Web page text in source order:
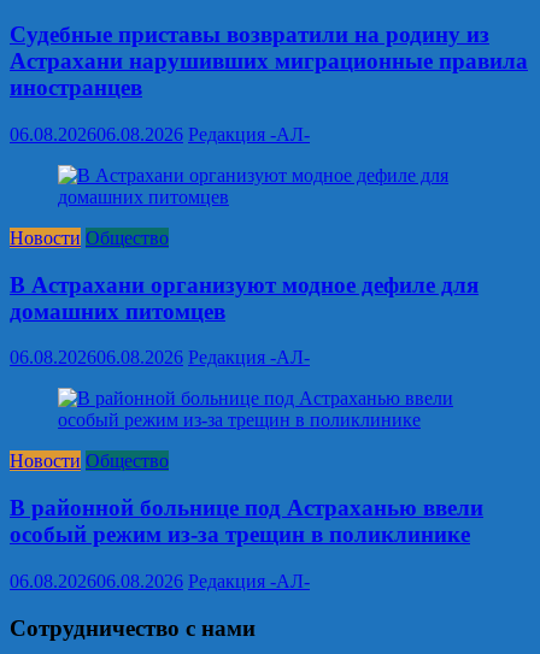
Судебные приставы возвратили на родину из
Астрахани нарушивших миграционные правила
иностранцев
06.08.202606.08.2026 Редакция -АЛ-
Новости Общество
В Астрахани организуют модное дефиле для
домашних питомцев
06.08.202606.08.2026 Редакция -АЛ-
Новости Общество
В районной больнице под Астраханью ввели
особый режим из‑за трещин в поликлинике
06.08.202606.08.2026 Редакция -АЛ-
Сотрудничество с нами